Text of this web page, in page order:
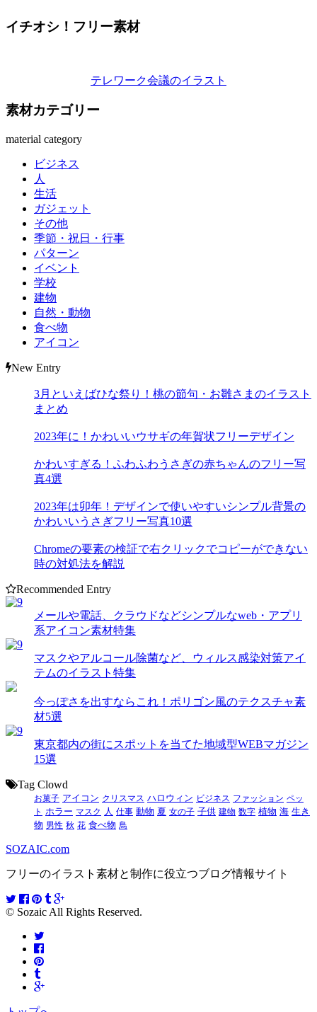
イチオシ！フリー素材
テレワーク会議のイラスト
素材カテゴリー
material category
ビジネス
人
生活
ガジェット
その他
季節・祝日・行事
パターン
イベント
学校
建物
自然・動物
食べ物
アイコン
New Entry
3月といえばひな祭り！桃の節句・お雛さまのイラスト
まとめ
2023年に！かわいいウサギの年賀状フリーデザイン
かわいすぎる！ふわふわうさぎの赤ちゃんのフリー写
真4選
2023年は卯年！デザインで使いやすいシンプル背景の
かわいいうさぎフリー写真10選
Chromeの要素の検証で右クリックでコピーができない
時の対処法を解説
Recommended Entry
メールや電話、クラウドなどシンプルなweb・アプリ
系アイコン素材特集
マスクやアルコール除菌など、ウィルス感染対策アイ
テムのイラスト特集
今っぽさを出すならこれ！ポリゴン風のテクスチャ素
材5選
東京都内の街にスポットを当てた地域型WEBマガジン
15選
Tag Clowd
お菓子 アイコン クリスマス ハロウィン ビジネス ファッション ペッ
ト ホラー マスク 人 仕事 動物 夏 女の子 子供 建物 数字 植物 海 生き
物 男性 秋 花 食べ物 鳥
SOZAIC.com
フリーのイラスト素材と制作に役立つブログ情報サイト
© Sozaic All Rights Reserved.